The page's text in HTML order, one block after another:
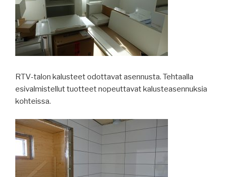
RTV-talon kalusteet odottavat asennusta. Tehtaalla
esivalmistellut tuotteet nopeuttavat kalusteasennuksia
kohteissa.